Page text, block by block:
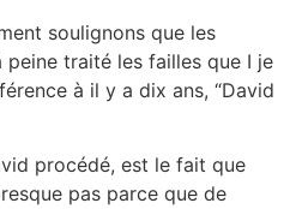
soulignons que les
peine traité les failles que I je
à il y a dix ans, “David
procédé, est le fait que
pas parce que de